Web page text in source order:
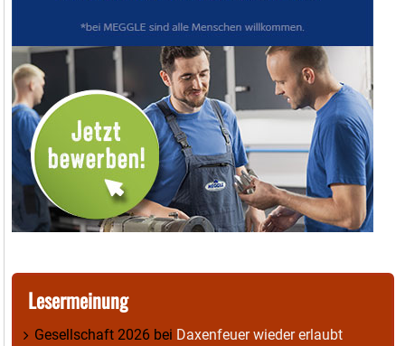
Lesermeinung
Gesellschaft 2026 bei Daxenfeuer wieder erlaubt